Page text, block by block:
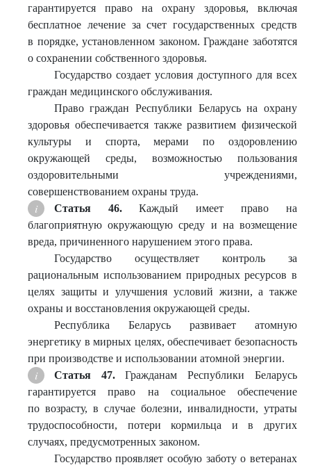
гарантируется право на охрану здоровья, включая
бесплатное лечение за счет государственных средств
в порядке, установленном законом. Граждане заботятся
о сохранении собственного здоровья.
Государство создает условия доступного для всех
граждан медицинского обслуживания.
Право граждан Республики Беларусь на охрану
здоровья обеспечивается также развитием физической
культуры и спорта, мерами по оздоровлению
окружающей среды, возможностью пользования
оздоровительными учреждениями,
совершенствованием охраны труда.
Статья 46.Каждый имеет право на
благоприятную окружающую среду и на возмещение
вреда, причиненного нарушением этого права.
Государство осуществляет контроль за
рациональным использованием природных ресурсов в
целях защиты и улучшения условий жизни, а также
охраны и восстановления окружающей среды.
Республика Беларусь развивает атомную
энергетику в мирных целях, обеспечивает безопасность
при производстве и использовании атомной энергии.
Статья 47.Гражданам Республики Беларусь
гарантируется право на социальное обеспечение
по возрасту, в случае болезни, инвалидности, утраты
трудоспособности, потери кормильца и в других
случаях, предусмотренных законом.
Государство проявляет особую заботу о ветеранах